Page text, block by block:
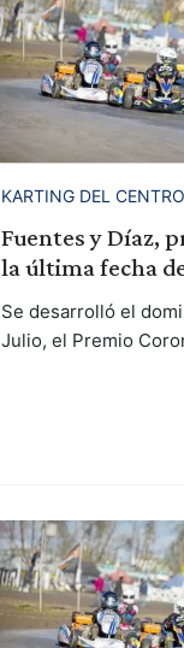
KARTING DEL CENTRO
Fuentes y Díaz,
la última fecha
Se desarrolló el
Julio, el Premio